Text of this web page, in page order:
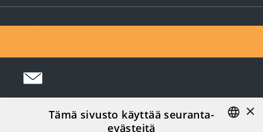
×
Tämä sivusto käyttää seuranta-
evästeitä